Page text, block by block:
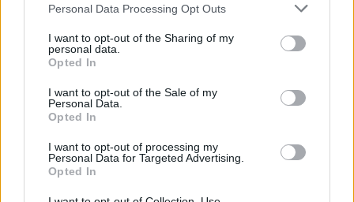
Personal Data Processing Opt Outs
I want to opt-out of the Sharing of my
personal data.
Opted In
I want to opt-out of the Sale of my
Personal Data.
Opted In
I want to opt-out of processing my
Personal Data for Targeted Advertising.
Opted In
ΒΑΣΗ ΚΡΕΒΑΤΙΟΥ